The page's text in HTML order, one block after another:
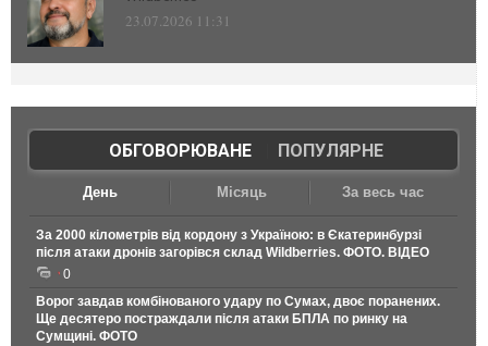
23.07.2026 11:31
ОБГОВОРЮВАНЕ| ПОПУЛЯРНЕ
День Місяць За весь час
За 2000 кілометрів від кордону з Україною: в Єкатеринбурзі
після атаки дронів загорівся склад Wildberries. ФОТО. ВІДЕО
0
Ворог завдав комбінованого удару по Сумах, двоє поранених.
Ще десятеро постраждали після атаки БПЛА по ринку на
Сумщині. ФОТО